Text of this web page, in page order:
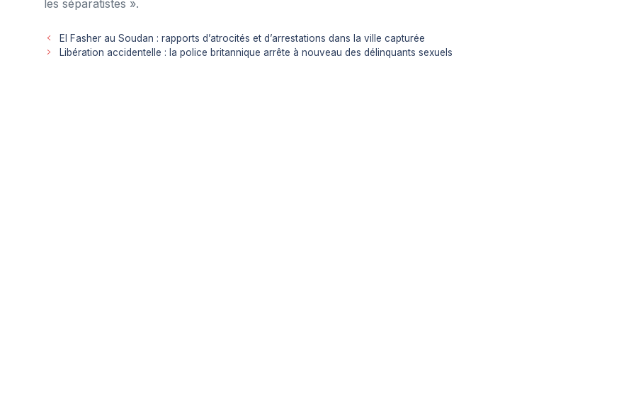
les séparatistes ».
El Fasher au Soudan : rapports d’atrocités et d’arrestations dans la ville capturée
Libération accidentelle : la police britannique arrête à nouveau des délinquants sexuels